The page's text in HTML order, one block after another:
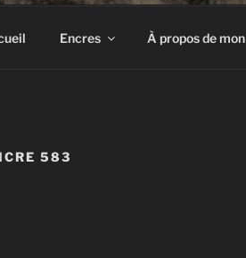
Encres À propos de
583